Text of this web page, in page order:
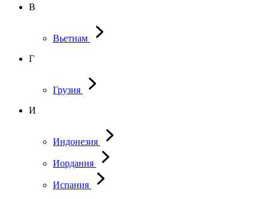
В
Вьетнам
Г
Грузия
И
Индонезия
Иордания
Испания